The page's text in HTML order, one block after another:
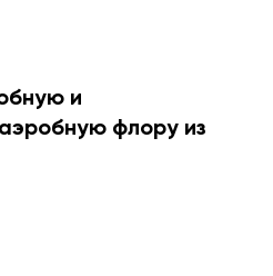
и
флору из